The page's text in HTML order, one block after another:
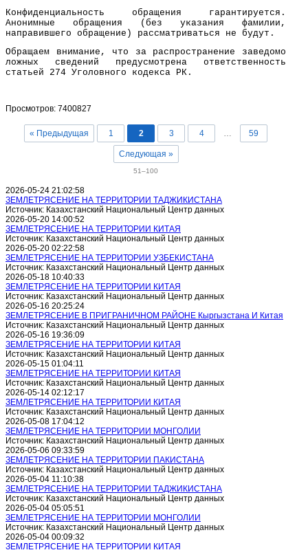
Конфиденциальность обращения гарантируется.
Анонимные обращения (без указания фамилии,
направившего обращение) рассматриваться не будут.
Обращаем внимание, что за распространение заведомо
ложных сведений предусмотрена ответственность
статьей 274 Уголовного кодекса РК.
Просмотров: 7400827
« Предыдущая 1 2 3 4 … 59
Следующая »
51–100
2026-05-24 21:02:58
ЗЕМЛЕТРЯСЕНИЕ НА ТЕРРИТОРИИ ТАДЖИКИСТАНА
Источник: Казахстанский Национальный Центр данных
2026-05-20 14:00:52
ЗЕМЛЕТРЯСЕНИЕ НА ТЕРРИТОРИИ КИТАЯ
Источник: Казахстанский Национальный Центр данных
2026-05-20 02:22:58
ЗЕМЛЕТРЯСЕНИЕ НА ТЕРРИТОРИИ УЗБЕКИСТАНА
Источник: Казахстанский Национальный Центр данных
2026-05-18 10:40:33
ЗЕМЛЕТРЯСЕНИЕ НА ТЕРРИТОРИИ КИТАЯ
Источник: Казахстанский Национальный Центр данных
2026-05-16 20:25:24
ЗЕМЛЕТРЯСЕНИЕ В ПРИГРАНИЧНОМ РАЙОНЕ Кыргызстана И Китая
Источник: Казахстанский Национальный Центр данных
2026-05-16 19:36:09
ЗЕМЛЕТРЯСЕНИЕ НА ТЕРРИТОРИИ КИТАЯ
Источник: Казахстанский Национальный Центр данных
2026-05-15 01:04:11
ЗЕМЛЕТРЯСЕНИЕ НА ТЕРРИТОРИИ КИТАЯ
Источник: Казахстанский Национальный Центр данных
2026-05-14 02:12:17
ЗЕМЛЕТРЯСЕНИЕ НА ТЕРРИТОРИИ КИТАЯ
Источник: Казахстанский Национальный Центр данных
2026-05-08 17:04:12
ЗЕМЛЕТРЯСЕНИЕ НА ТЕРРИТОРИИ МОНГОЛИИ
Источник: Казахстанский Национальный Центр данных
2026-05-06 09:33:59
ЗЕМЛЕТРЯСЕНИЕ НА ТЕРРИТОРИИ ПАКИСТАНА
Источник: Казахстанский Национальный Центр данных
2026-05-04 11:10:38
ЗЕМЛЕТРЯСЕНИЕ НА ТЕРРИТОРИИ ТАДЖИКИСТАНА
Источник: Казахстанский Национальный Центр данных
2026-05-04 05:05:51
ЗЕМЛЕТРЯСЕНИЕ НА ТЕРРИТОРИИ МОНГОЛИИ
Источник: Казахстанский Национальный Центр данных
2026-05-04 00:09:32
ЗЕМЛЕТРЯСЕНИЕ НА ТЕРРИТОРИИ КИТАЯ